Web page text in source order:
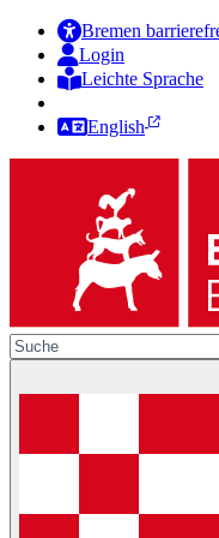
Bremen
Login
Leichte Sprache
English